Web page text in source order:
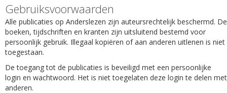
Gebruiksvoorwaarden
Alle publicaties op Anderslezen zijn auteursrechtelijk beschermd. De
boeken, tijdschriften en kranten zijn uitsluitend bestemd voor
persoonlijk gebruik. Illegaal kopiëren of aan anderen uitlenen is niet
toegestaan.
De toegang tot de publicaties is beveiligd met een persoonlijke
login en wachtwoord. Het is niet toegelaten deze login te delen met
anderen.